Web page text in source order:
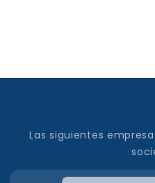
Las siguientes